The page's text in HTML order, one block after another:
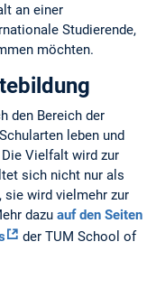
an einer
Studierende,
möchten.
den Bereich der
leben und
Vielfalt wird zur
sich nicht nur als
sie wird vielmehr zur
dazu auf den Seiten
der TUM School of